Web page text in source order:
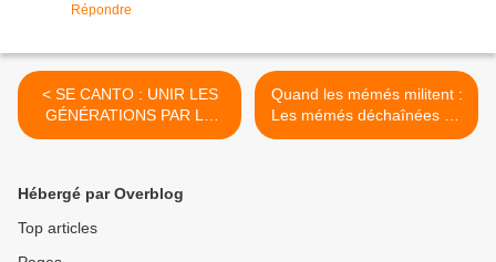
Répondre
< SE CANTO : UNIR LES
GÉNÉRATIONS PAR LE
CHANT
Quand les mémés militent :
Les mémés déchaînées au
Québec >
Hébergé par Overblog
Top articles